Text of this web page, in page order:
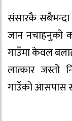
संसारकै सबैभन्दा
जान नचाहनुको
गाउँमा केवल
लात्कार जस्तो
गाउँको आसपास